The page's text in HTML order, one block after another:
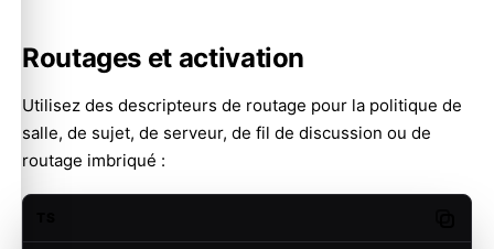
Routages et activation
Utilisez des descripteurs de routage pour la politique de
salle, de sujet, de serveur, de fil de discussion ou de
routage imbriqué :